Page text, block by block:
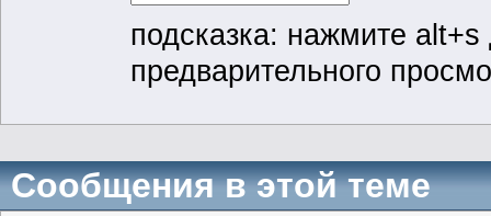
подсказка: нажмите
предварительного
Сообщения в этой теме